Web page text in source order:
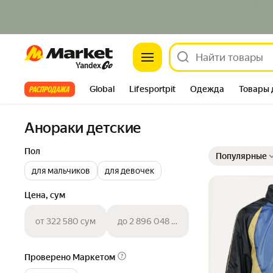
Market
Все хиты Global Lifesportpit Одежда Товары
Анораки детские
Пол
для мальчиков
для девочек
Цена, сум
от 322 580 сум до 2 896 048 сум
Проверено Маркетом
Популярные